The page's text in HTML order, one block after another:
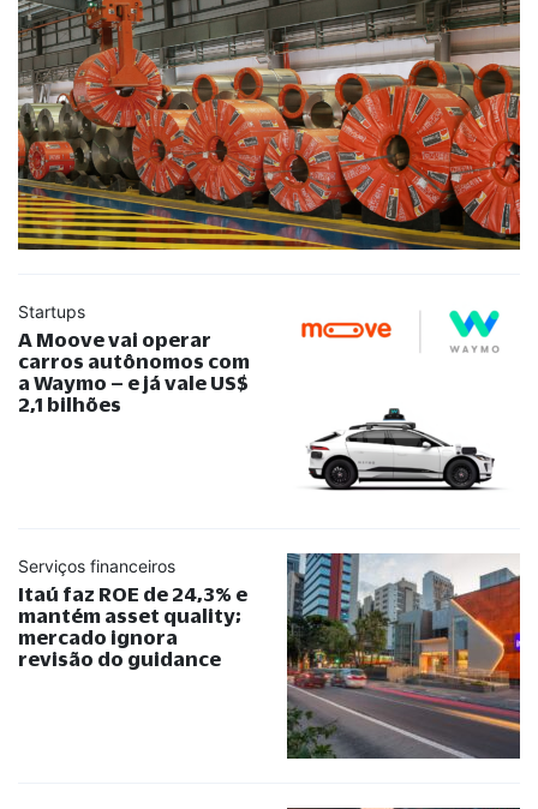
Startups
A Moove vai operar
carros autônomos com
a Waymo – e já vale US$
2,1 bilhões
Serviços financeiros
Itaú faz ROE de 24,3% e
mantém asset quality;
mercado ignora
revisão do guidance